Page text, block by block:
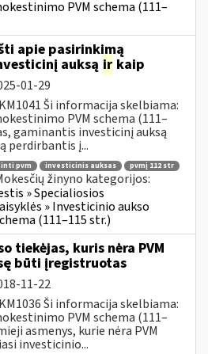
PVM schema (111–
apie pasirinkimą
auksą ir kaip
01-29
Ši informacija skelbiama:
PVM schema (111–
gaminantis investicinį auksą
perdirbantis į...
pvm investicinis auksas
pvmį 112 str
žinyno kategorijos:
» Specialiosios
» Investicinio aukso
(111–115 str.)
tiekėjas, kuris nėra PVM
būti įregistruotas
11-22
Ši informacija skelbiama:
PVM schema (111–
asmenys, kurie nėra PVM
investicinio...